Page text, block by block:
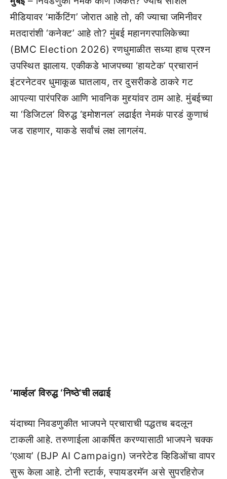
मीडियावर ‘मार्केटिंग’ जोरात आहे तो, की ज्याचा जमिनीवर
मतदारांशी ‘कनेक्ट’ आहे तो? मुंबई महानगरपालिकेच्या
(BMC Election 2026) रणधुमाळीत सध्या हाच प्रश्न
उपस्थित झालाय. एकीकडे भाजपच्या ‘हायटेक’ प्रचारानं
इंटरनेटवर धुमाकूळ घातलाय, तर दुसरीकडे ठाकरे गट
आपल्या पारंपरिक आणि भावनिक मुद्द्यांवर ठाम आहे. मुंबईच्या
या ‘डिजिटल’ विरुद्ध ‘इमोशनल’ लढाईत नेमकं पारडं कुणाचं
जड राहणार, याकडे सर्वांचं लक्ष लागलंय.
‘मार्व्हल’ विरुद्ध ‘निष्ठे’ची लढाई
यंदाच्या निवडणुकीत भाजपने प्रचाराची पद्धतच बदलून
टाकली आहे. तरुणाईला आकर्षित करण्यासाठी भाजपने चक्क
‘एआय’ (BJP AI Campaign) जनरेटेड व्हिडिओंचा वापर
सुरू केला आहे. टोनी स्टार्क, स्पायडरमॅन असे सुपरहिरोज